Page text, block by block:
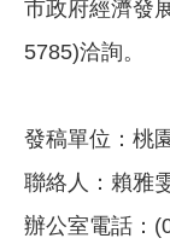
市政府經濟發
5785)洽詢。
發稿單位：桃
聯絡人：賴雅
辦公室電話：